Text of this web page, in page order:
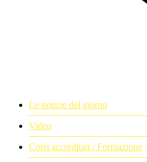
Le notizie del giorno
Video
Corsi accreditati / Formazione